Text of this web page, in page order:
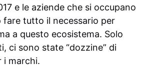
e le aziende che si occupano
fare tutto il necessario per
a questo ecosistema. Solo
ci sono state “dozzine” di
i marchi.